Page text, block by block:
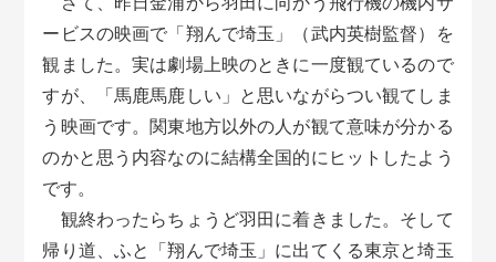
ービスの映画で「翔んで埼玉」（武内英樹監督）を
観ました。実は劇場上映のときに一度観ているので
すが、「馬鹿馬鹿しい」と思いながらつい観てしま
う映画です。関東地方以外の人が観て意味が分かる
のかと思う内容なのに結構全国的にヒットしたよう
です。
観終わったらちょうど羽田に着きました。そして
帰り道、ふと「翔んで埼玉」に出てくる東京と埼玉